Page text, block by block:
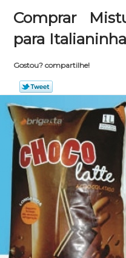
Comprar
para
Gostou? compartilhe!